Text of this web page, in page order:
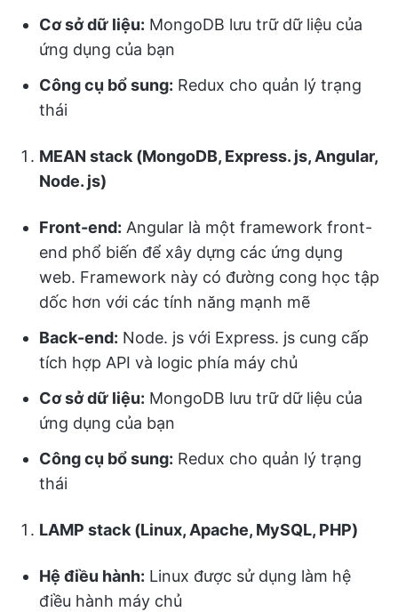
Cơ sở dữ liệu: MongoDB lưu trữ dữ liệu của
ứng dụng của bạn
Công cụ bổ sung: Redux cho quản lý trạng
thái
MEAN stack (MongoDB, Express. js, Angular,
Node. js)
Front-end: Angular là một framework front-
end phổ biến để xây dựng các ứng dụng
web. Framework này có đường cong học tập
dốc hơn với các tính năng mạnh mẽ
Back-end: Node. js với Express. js cung cấp
tích hợp API và logic phía máy chủ
Cơ sở dữ liệu: MongoDB lưu trữ dữ liệu của
ứng dụng của bạn
Công cụ bổ sung: Redux cho quản lý trạng
thái
LAMP stack (Linux, Apache, MySQL, PHP)
Hệ điều hành: Linux được sử dụng làm hệ
điều hành máy chủ